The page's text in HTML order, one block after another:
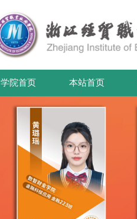
学院首页 本站首页